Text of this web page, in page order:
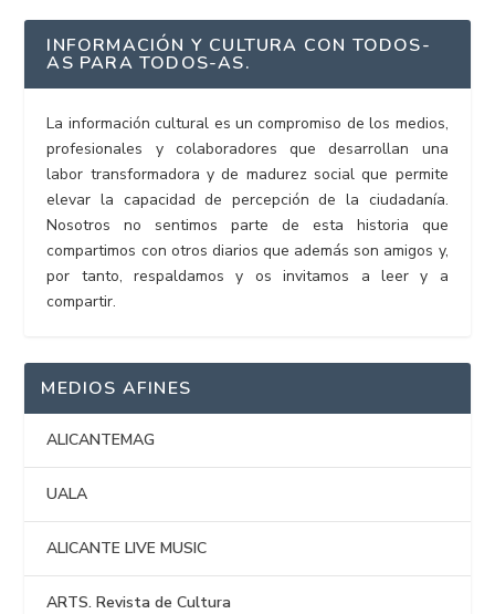
INFORMACIÓN Y CULTURA CON TODOS-
AS PARA TODOS-AS.
La información cultural es un compromiso de los medios,
profesionales y colaboradores que desarrollan una
labor transformadora y de madurez social que permite
elevar la capacidad de percepción de la ciudadanía.
Nosotros no sentimos parte de esta historia que
compartimos con otros diarios que además son amigos y,
por tanto, respaldamos y os invitamos a leer y a
compartir.
MEDIOS AFINES
ALICANTEMAG
UALA
ALICANTE LIVE MUSIC
ARTS. Revista de Cultura